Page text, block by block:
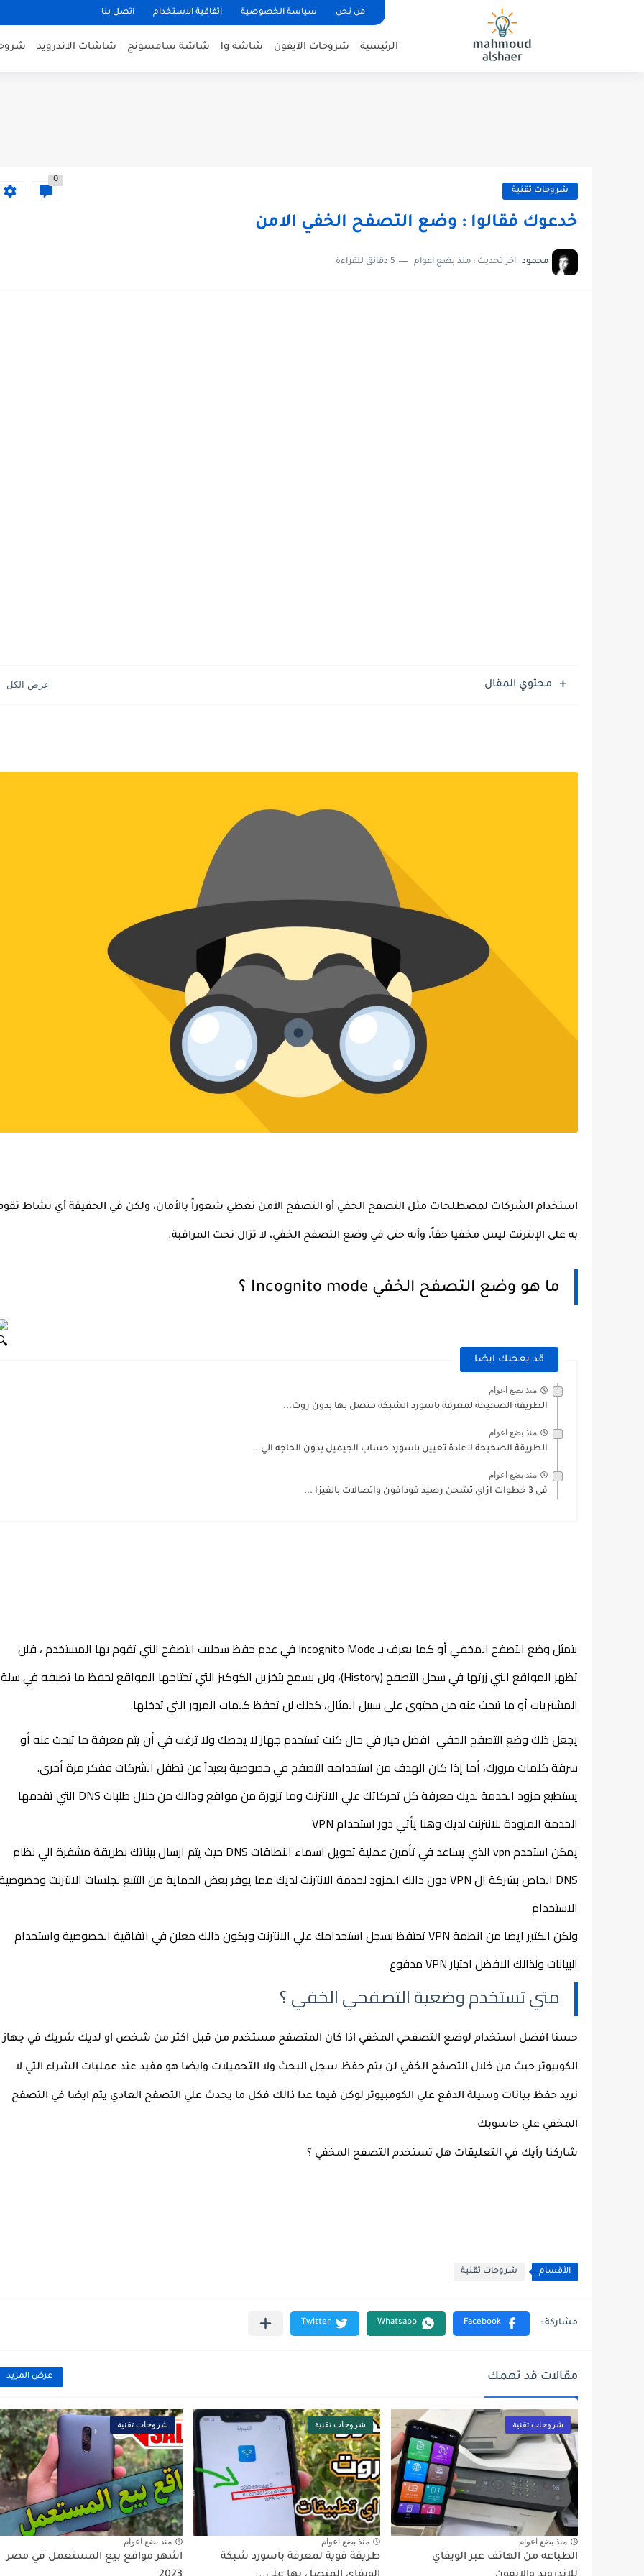
من نحن سياسة الخصوصية اتفاقية الاستخدام اتصل بنا
الرئيسية شروحات الآيفون شاشة lg شاشة سامسونج شاشات الاندرويد
شروحات تقنية
0
خدعوك فقالوا : وضع التصفح الخفي الامن
محمود اخر تحديث : منذ بضع اعوام 5 دقائق للقراءة
محتوي المقال
به على الإنترنت ليس مخفيا حقاً، وأنه حتى في وضع التصفح الخفي، لا تزال تحت المراقبة.
ما هو وضع التصفح الخفي Incognito mode ؟
قد يعجبك ايضا
منذ بضع اعوام
الطريقة الصحيحة لمعرفة باسورد الشبكة متصل بها بدون روت...
منذ بضع اعوام
الطريقة الصحيحة لاعادة تعيين باسورد حساب الجيميل بدون الحاجه الي...
منذ بضع اعوام
في 3 خطوات ازاي تشحن رصيد فودافون واتصالات بالفيزا ...
المشتريات أو ما تبحث عنه من محتوى على سبيل المثال، كذلك لن تحفظ كلمات المرور التي تدخلها.
سرقة كلمات مرورك، أما إذا كان الهدف من استخدامه التصفح في خصوصية بعيداً عن تطفل الشركات ففكر مرة أخرى.
الخدمة المزودة للانترنت لديك وهنا يأتي دور استخدام VPN
الاستخدام
البيانات ولذالك الافضل اختيار VPN مدفوع
متي تستخدم وضعية التصفحي الخفي ؟
حسنا افضل استخدام لوضع التصفحي المخفي اذا كان المتصفح مستخدم من قبل اكثر من شخص او لديك شريك في جهاز
المخفي علي حاسوبك
شاركنا رأيك في التعليقات هل تستخدم التصفح المخفي ؟
الأقسام شروحات تقنية
مقالات قد تهمك عرض المزيد
شروحات تقنية
منذ بضع اعوام
الطباعه من الهاتف عبر الويفاي
شروحات تقنية
منذ بضع اعوام
طريقة قوية لمعرفة باسورد شبكة
شروحات تقنية
منذ بضع اعوام
اشهر مواقع بيع المستعمل في مصر